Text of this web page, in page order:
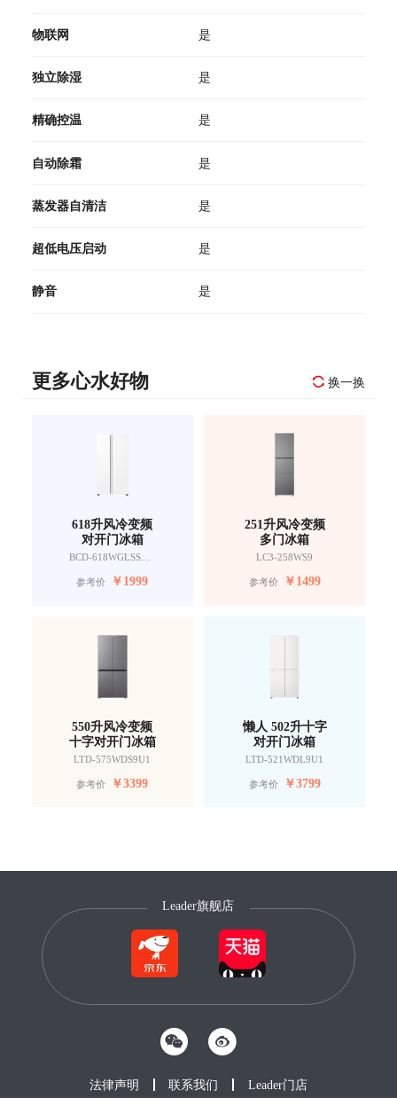
物联网 是
独立除湿 是
精确控温 是
自动除霜 是
蒸发器自清洁 是
超低电压启动 是
静音 是
更多心水好物 换一换
618升风冷变频
对开门冰箱
BCD-618WGLSSEDW9
参考价 ￥1999
251升风冷变频
多门冰箱
LC3-258WS9
参考价 ￥1499
550升风冷变频
十字对开门冰箱
LTD-575WDS9U1
参考价 ￥3399
懒人 502升十字
对开门冰箱
LTD-521WDL9U1
参考价 ￥3799
Leader旗舰店
法律声明 联系我们 Leader门店